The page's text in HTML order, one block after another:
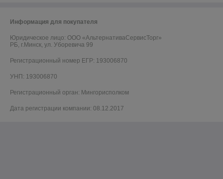
Информация для покупателя
Юридическое лицо: ООО «АльтернативаСервисТорг»
РБ, г.Минск, ул. Уборевича 99
Регистрационный номер ЕГР: 193006870
УНП: 193006870
Регистрационный орган: Мингорисполком
Дата регистрации компании: 08.12.2017